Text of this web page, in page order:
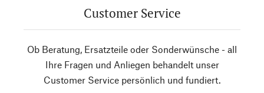
Customer Service
Ob Beratung, Ersatzteile oder Sonderwünsche - all
Ihre Fragen und Anliegen behandelt unser
Customer Service persönlich und fundiert.